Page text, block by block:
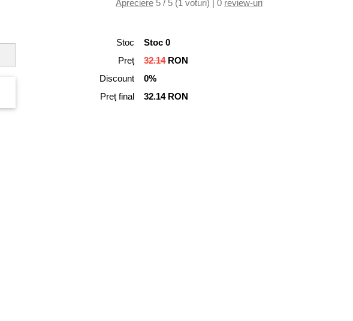
Apreciere5 / 5 (1 voturi) | 0 review-uri
Stoc
Stoc 0
Preț
32.14RON
Discount
0%
Preț final
32.14 RON